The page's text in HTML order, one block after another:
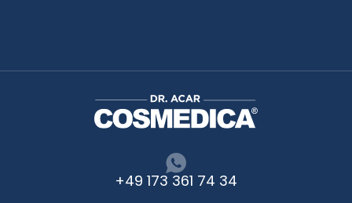
+49 173 361 74 34